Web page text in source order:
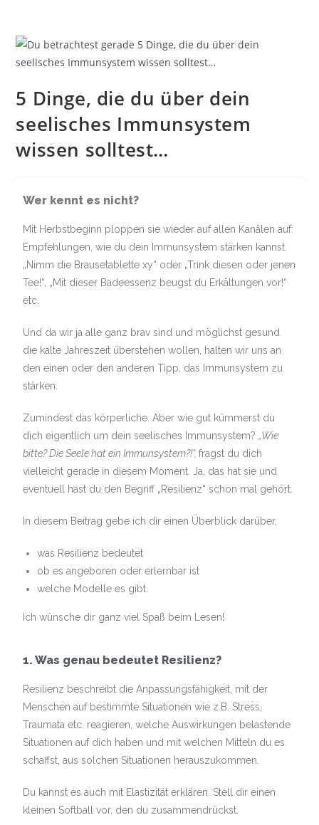
5 Dinge, die du über dein
seelisches Immunsystem
wissen solltest…
Wer kennt es nicht?
Mit Herbstbeginn ploppen sie wieder auf allen Kanälen auf:
Empfehlungen, wie du dein Immunsystem stärken kannst.
„Nimm die Brausetablette xy“ oder „Trink diesen oder jenen
Tee!“, „Mit dieser Badeessenz beugst du Erkältungen vor!“
etc.
Und da wir ja alle ganz brav sind und möglichst gesund
die kalte Jahreszeit überstehen wollen, halten wir uns an
den einen oder den anderen Tipp, das Immunsystem zu
stärken.
Zumindest das körperliche. Aber wie gut kümmerst du
dich eigentlich um dein seelisches Immunsystem?„Wie
bitte? Die Seele hat ein Immunsystem?!“,fragst du dich
vielleicht gerade in diesem Moment. Ja, das hat sie und
eventuell hast du den Begriff „Resilienz“ schon mal gehört.
In diesem Beitrag gebe ich dir einen Überblick darüber,
was Resilienz bedeutet
ob es angeboren oder erlernbar ist
welche Modelle es gibt.
Ich wünsche dir ganz viel Spaß beim Lesen!
1. Was genau bedeutet Resilienz?
Resilienz beschreibt die Anpassungsfähigkeit, mit der
Menschen auf bestimmte Situationen wie z.B. Stress,
Traumata etc. reagieren, welche Auswirkungen belastende
Situationen auf dich haben und mit welchen Mitteln du es
schaffst, aus solchen Situationen herauszukommen.
Du kannst es auch mit Elastizität erklären. Stell dir einen
kleinen Softball vor, den du zusammendrückst.